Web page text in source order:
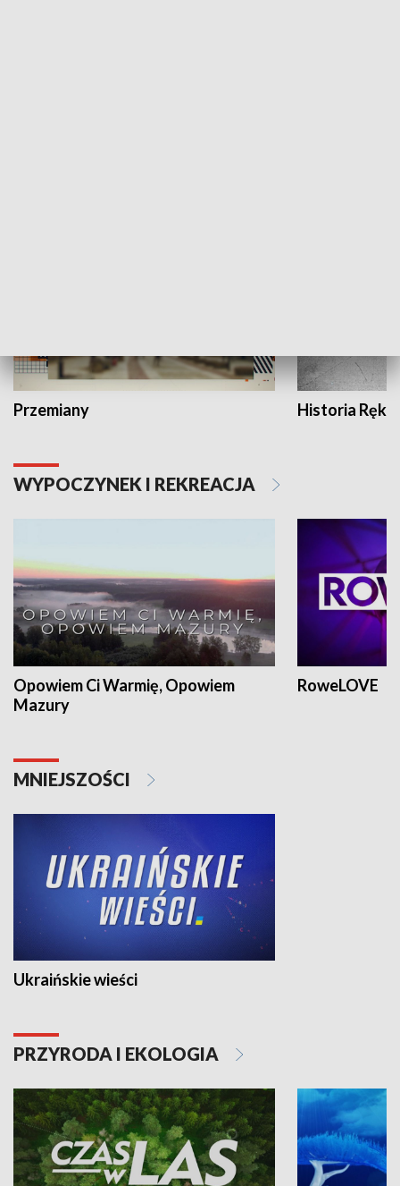
Przemiany Historia Ręką
WYPOCZYNEK I REKREACJA
Opowiem Ci Warmię, Opowiem
Mazury
RoweLOVE
MNIEJSZOŚCI
Ukraińskie wieści
PRZYRODA I EKOLOGIA